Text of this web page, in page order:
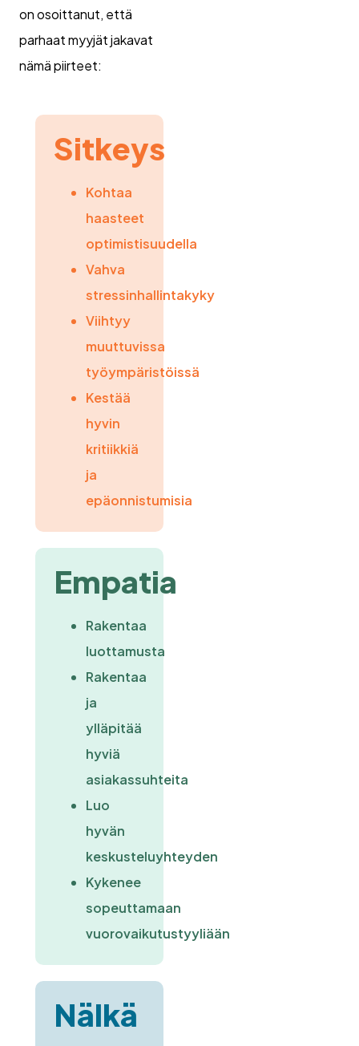
on osoittanut, että
parhaat myyjät jakavat
nämä piirteet:
Sitkeys
Kohtaa
haasteet
optimistisuudella
Vahva
stressinhallintakyky
Viihtyy
muuttuvissa
työympäristöissä
Kestää
hyvin
kritiikkiä
ja
epäonnistumisia
Empatia
Rakentaa
luottamusta
Rakentaa
ja
ylläpitää
hyviä
asiakassuhteita
Luo
hyvän
keskusteluyhteyden
Kykenee
sopeuttamaan
vuorovaikutustyyliään
Nälkä